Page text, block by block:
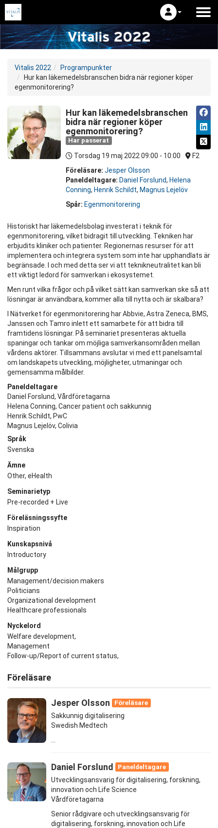
Vitalis 2022
Programpunkter
Hur kan läkemedelsbranschen bidra när regioner köper
egenmonitorering?
Hur kan läkemedelsbranschen
bidra när regioner köper
egenmonitorering?
Har passerat
Torsdag 19 maj 2022 09:00 - 10:00
F2
Föreläsare: Jesper Olsson
Paneldeltagare: Daniel Forslund, Helena
Conning, Henrik Schildt, Magnus Lejelöv
Spår: Egenmonitorering
Historiskt har läkemedelsbolag investerat i teknik för
egenmonitorering, vilket bidragit till utveckling. Tekniken har
erbjudits kliniker och patienter. Regionernas resurser för att
implementera och integrera system som inte har upphandlats är
begränsade. I och med detta ser vi att teknikneutralitet kan bli
ett viktigt ledord för samverkan i ekosystemet.
Men runt vilka frågor och på vilket sätt kan samverkan ske så att
lösningar är användbara, kommer alla till nytta och är skalbara?
I Nätverket för egenmonitorering har Abbvie, Astra Zeneca, BMS,
Janssen och Tamro inlett ett samarbete för att bidra till
framtidens lösningar. På seminariet presenteras aktuella
spaningar och tankar om möjliga samverkansområden mellan
vårdens aktörer. Tillsammans avslutar vi med ett panelsamtal
om landskapets utveckling, möjligheter, utmaningar och
gemensamma målbilder.
Paneldeltagare
Daniel Forslund, Vårdföretagarna
Helena Conning, Cancer patient och sakkunnig
Henrik Schildt, PwC
Magnus Lejelöv, Colivia
Språk
Svenska
Ämne
Other, eHealth
Seminarietyp
Pre-recorded + Live
Föreläsningssyfte
Inspiration
Kunskapsnivå
Introductory
Målgrupp
Management/decision makers
Politicians
Organizational development
Healthcare professionals
Nyckelord
Welfare development,
Management
Follow-up/Report of current status,
Föreläsare
Jesper Olsson
Föreläsare
Sakkunnig digitalisering
Swedish Medtech
Daniel Forslund
Paneldeltagare
Utvecklingsansvarig för digitalisering, forskning,
innovation och Life Science
Vårdföretagarna
Senior rådgivare och utvecklingsansvarig för
digitalisering, forskning, innovation och Life